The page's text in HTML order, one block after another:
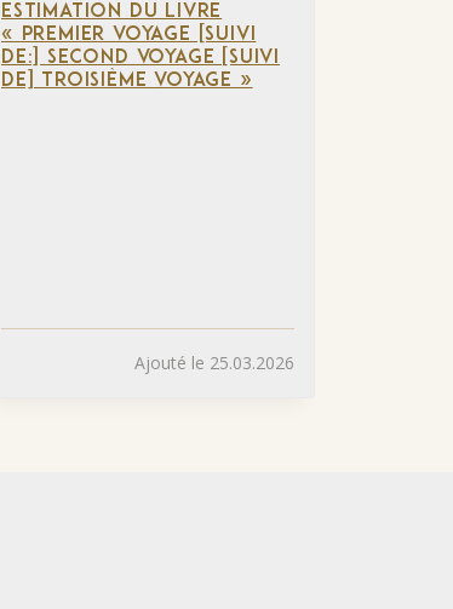
ESTIMATION DU LIVRE
« PREMIER VOYAGE [SUIVI
DE:] SECOND VOYAGE [SUIVI
DE] TROISIÈME VOYAGE »
Ajouté le 25.03.2026